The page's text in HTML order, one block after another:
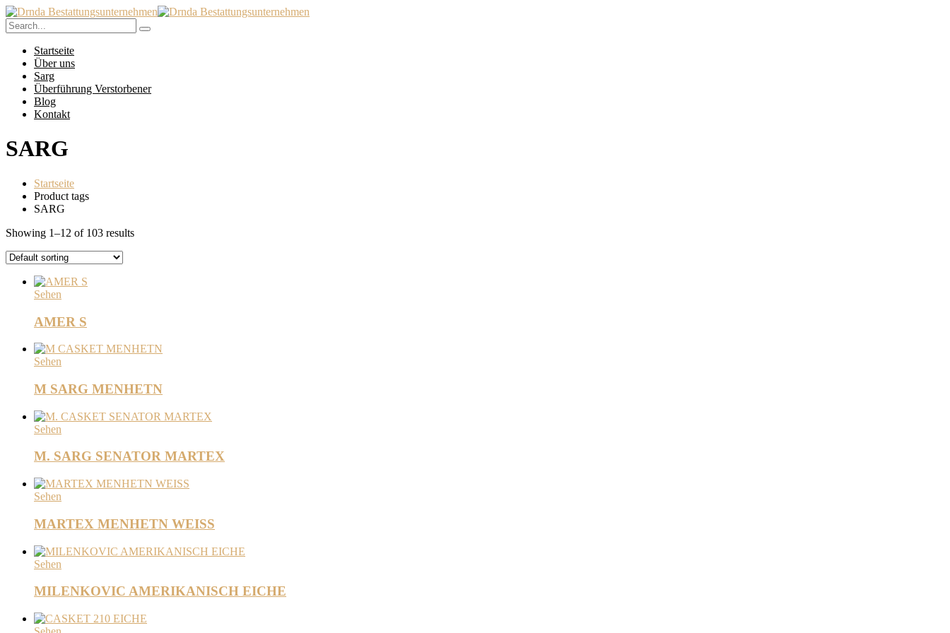
Startseite
Über uns
Sarg
Überführung Verstorbener
Blog
Kontakt
SARG
Startseite
Product tags
SARG
Showing 1–12 of 103 results
Sehen
AMER S
Sehen
M SARG MENHETN
Sehen
M. SARG SENATOR MARTEX
Sehen
MARTEX MENHETN WEISS
Sehen
MILENKOVIC AMERIKANISCH EICHE